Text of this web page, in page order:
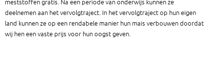
deelnemen aan het vervolgtraject. In het vervolgtraject op hun eigen
land kunnen ze op een rendabele manier hun mais verbouwen doordat
wij hen een vaste prijs voor hun oogst geven.